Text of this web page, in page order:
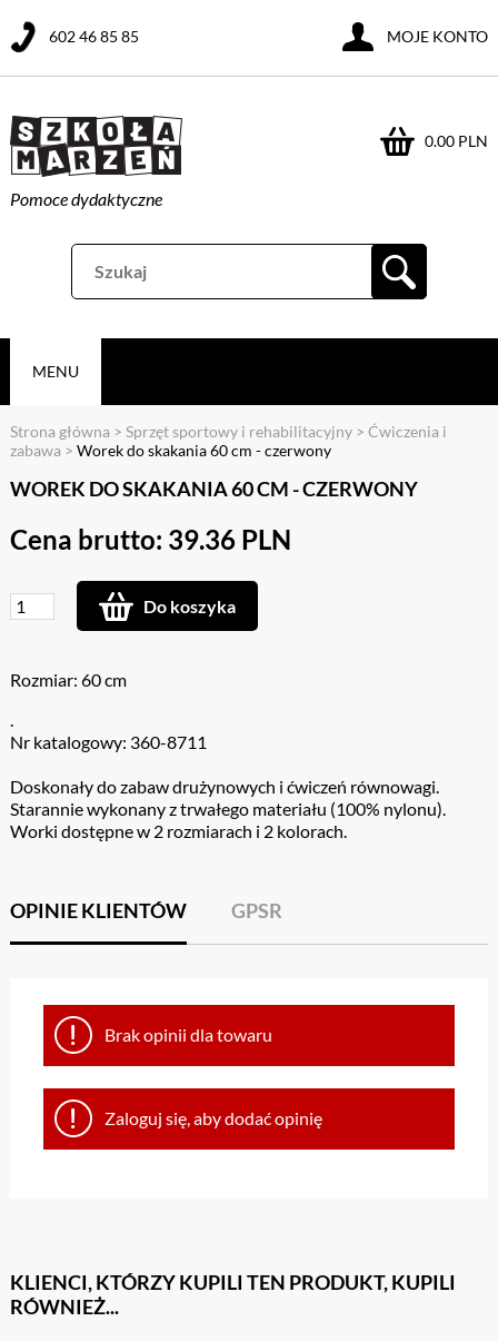
Pomoce dydaktyczne
0.00 PLN
602 46 85 85 MOJE KONTO
MENU
Strona główna > Sprzęt sportowy i rehabilitacyjny> Ćwiczenia i
zabawa > Worek do skakania 60 cm - czerwony
WOREK DO SKAKANIA 60 CM - CZERWONY
Cena brutto: 39.36 PLN
Do koszyka
Rozmiar: 60 cm
.
Nr katalogowy: 360-8711
Doskonały do zabaw drużynowych i ćwiczeń równowagi.
Starannie wykonany z trwałego materiału (100% nylonu).
Worki dostępne w 2 rozmiarach i 2 kolorach.
OPINIE KLIENTÓW GPSR
Brak opinii dla towaru
Zaloguj się, aby dodać opinię
KLIENCI, KTÓRZY KUPILI TEN PRODUKT, KUPILI
RÓWNIEŻ...